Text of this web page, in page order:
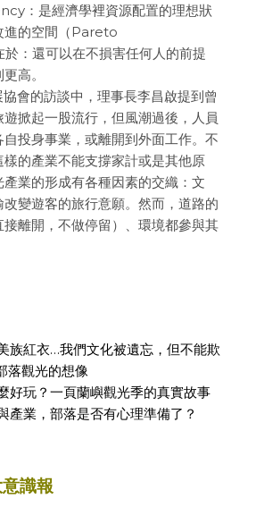
：是經濟學裡資源配置的理想狀
進的空間（Pareto
：還可以在不損害任何人的前提
高。
會的訪談中，理事長李昌啟提到曾
掀起一股流行，但風潮過後，人員
投身事業，或離開到外面工作。不
的產業不能支撐家計或是其他原
業的形成有各種因素的交織：文
變遊客的旅行意願。然而，道路的
離開，不做停留）、環境都參與其
族紅衣…我們文化被遺忘，但不能欺
落觀光的想像
好玩？一頁蘭嶼觀光季的真實故事
產業，部落是否有心理準備了？
識報